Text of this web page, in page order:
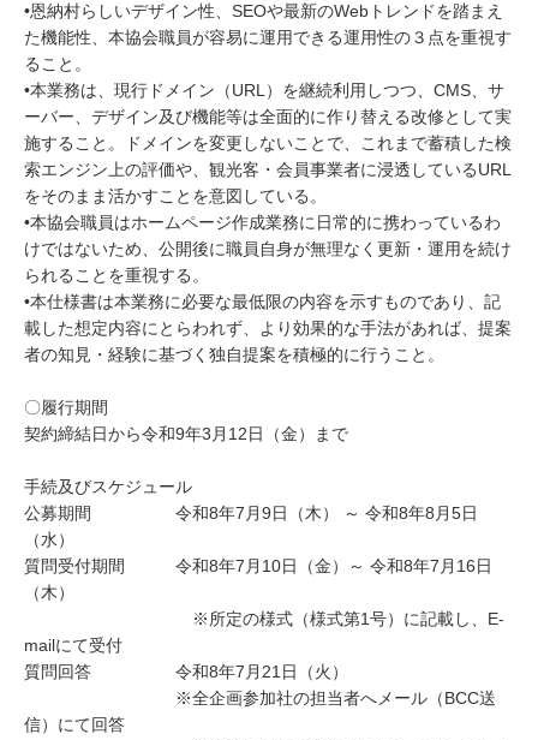
•恩納村らしいデザイン性、SEOや最新のWebトレンドを踏まえ
た機能性、本協会職員が容易に運用できる運用性の３点を重視す
ること。
•本業務は、現行ドメイン（URL）を継続利用しつつ、CMS、サ
ーバー、デザイン及び機能等は全面的に作り替える改修として実
施すること。ドメインを変更しないことで、これまで蓄積した検
索エンジン上の評価や、観光客・会員事業者に浸透しているURL
をそのまま活かすことを意図している。
•本協会職員はホームページ作成業務に日常的に携わっているわ
けではないため、公開後に職員自身が無理なく更新・運用を続け
られることを重視する。
•本仕様書は本業務に必要な最低限の内容を示すものであり、記
載した想定内容にとらわれず、より効果的な手法があれば、提案
者の知見・経験に基づく独自提案を積極的に行うこと。
〇履行期間
契約締結日から令和9年3月12日（金）まで
手続及びスケジュール
公募期間 令和8年7月9日（木） ～ 令和8年8月5日
（水）
質問受付期間 令和8年7月10日（金）～ 令和8年7月16日
（木）
※所定の様式（様式第1号）に記載し、E-
mailにて受付
質問回答 令和8年7月21日（火）
※全企画参加社の担当者へメール（BCC送
信）にて回答